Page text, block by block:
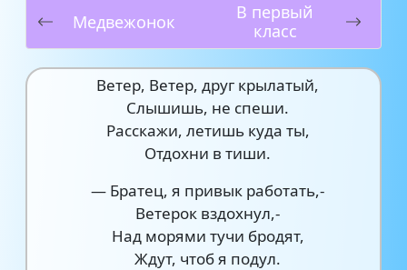
Медвежонок
В первый
класс
Ветер, Ветер, друг крылатый,
Слышишь, не спеши.
Расскажи, летишь куда ты,
Отдохни в тиши.
— Братец, я привык работать,-
Ветерок вздохнул,-
Над морями тучи бродят,
Ждут, чтоб я подул.